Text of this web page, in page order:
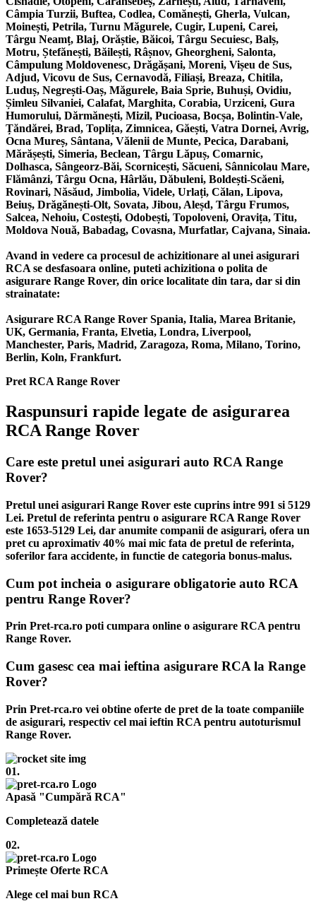
Câmpia Turzii, Buftea, Codlea, Comănești, Gherla, Vulcan,
Moinești, Petrila, Turnu Măgurele, Cugir, Lupeni, Carei,
Târgu Neamț, Blaj, Orăștie, Băicoi, Târgu Secuiesc, Balș,
Motru, Ștefănești, Băilești, Râșnov, Gheorgheni, Salonta,
Câmpulung Moldovenesc, Drăgășani, Moreni, Vișeu de Sus,
Adjud, Vicovu de Sus, Cernavodă, Filiași, Breaza, Chitila,
Luduș, Negrești-Oaș, Măgurele, Baia Sprie, Buhuși, Ovidiu,
Șimleu Silvaniei, Calafat, Marghita, Corabia, Urziceni, Gura
Humorului, Dărmănești, Mizil, Pucioasa, Bocșa, Bolintin-Vale,
Țăndărei, Brad, Toplița, Zimnicea, Găești, Vatra Dornei, Avrig,
Ocna Mureș, Sântana, Vălenii de Munte, Pecica, Darabani,
Mărășești, Simeria, Beclean, Târgu Lăpuș, Comarnic,
Dolhasca, Sângeorz-Băi, Scornicești, Săcueni, Sânnicolau Mare,
Flămânzi, Târgu Ocna, Hârlău, Dăbuleni, Boldești-Scăeni,
Rovinari, Năsăud, Jimbolia, Videle, Urlați, Călan, Lipova,
Beiuș, Drăgănești-Olt, Sovata, Jibou, Aleșd, Târgu Frumos,
Salcea, Nehoiu, Costești, Odobești, Topoloveni, Oravița, Titu,
Moldova Nouă, Babadag, Covasna, Murfatlar, Cajvana, Sinaia.
Avand in vedere ca procesul de achizitionare al unei asigurari
RCA se desfasoara online, puteti achizitiona o polita de
asigurare Range Rover, din orice localitate din tara, dar si din
strainatate:
Asigurare RCA Range Rover Spania, Italia, Marea Britanie,
UK, Germania, Franta, Elvetia, Londra, Liverpool,
Manchester, Paris, Madrid, Zaragoza, Roma, Milano, Torino,
Berlin, Koln, Frankfurt.
Pret RCA Range Rover
Raspunsuri rapide legate de asigurarea
RCA Range Rover
Care este pretul unei asigurari auto RCA Range
Rover?
Pretul unei asigurari Range Rover este cuprins intre 991 si 5129
Lei. Pretul de referinta pentru o asigurare RCA Range Rover
este 1653-5129 Lei, dar anumite companii de asigurari, ofera un
pret cu aproximativ 40% mai mic fata de pretul de referinta,
soferilor fara accidente, in functie de categoria bonus-malus.
Cum pot incheia o asigurare obligatorie auto RCA
pentru Range Rover?
Prin Pret-rca.ro poti cumpara online o asigurare RCA pentru
Range Rover.
Cum gasesc cea mai ieftina asigurare RCA la Range
Rover?
Prin Pret-rca.ro vei obtine oferte de pret de la toate companiile
de asigurari, respectiv cel mai ieftin RCA pentru autoturismul
Range Rover.
01.
Apasă "Cumpără RCA"
Completează datele
02.
Primește Oferte RCA
Alege cel mai bun RCA